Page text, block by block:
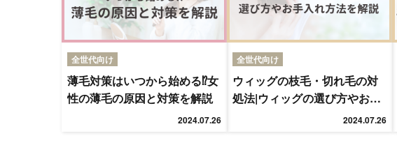
全世代向け
薄毛対策はいつから始める⁉女
性の薄毛の原因と対策を解説
2024.07.26
全世代向け
ウィッグの枝毛・切れ毛の対
処法|ウィッグの選び方やお手
2024.07.26